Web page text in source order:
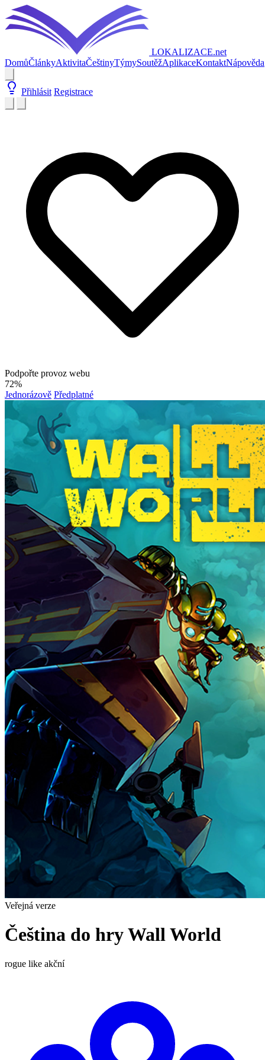
LOKALIZACE.net
DomůČlánkyAktivitaČeštinyTýmySoutěžAplikaceKontaktNápověda
Přihlásit Registrace
Podpořte provoz webu
72%
Jednorázově Předplatné
Veřejná verze
Čeština do hry Wall World
rogue like akční